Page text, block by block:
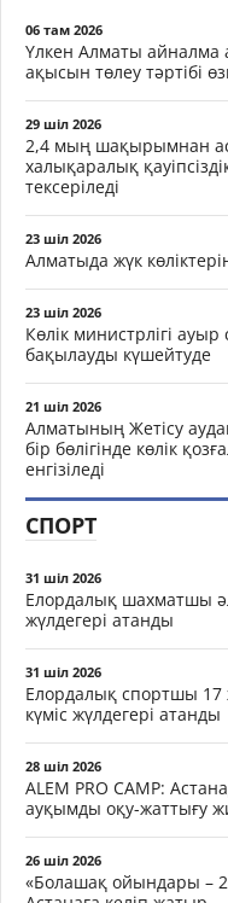
06 там 2026
Үлкен Алматы айналма
ақысын төлеу тәртібі
29 шіл 2026
2,4 мың шақырымнан
халықаралық
тексеріледі
23 шіл 2026
Алматыда жүк
23 шіл 2026
Көлік министрлігі
бақылауды күшейтуде
21 шіл 2026
Алматының Жетісу
бір бөлігінде көлік
енгізіледі
СПОРТ
31 шіл 2026
Елордалық шахматшы
жүлдегері атанды
31 шіл 2026
Елордалық спортшы
күміс жүлдегері атанды
28 шіл 2026
ALEM PRO CAMP:
ауқымды оқу-жаттығу
26 шіл 2026
«Болашақ ойындары –